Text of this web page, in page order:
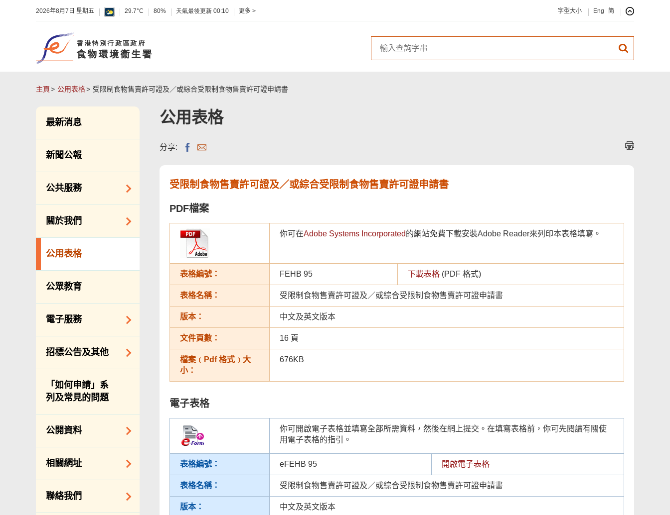
2026年8月7日 星期五 29.7°C 80% 天氣最後更新 00:10 更多 > 字型大小 Eng 简
主頁 公用表格 受限制食物售賣許可證及／或綜合受限制食物售賣許可證申請書
最新消息
新聞公報
公共服務
潔淨服務
公眾街市
墳場及火葬場
食物安全
私營骨灰龕
公共設施
關於我們
組織結構
服務承諾
公用表格
公眾教育
電子服務
網上付款
招標公告及其他
招標通告索引
主要採購服務預覽
申請納入食物環境
衞生署通知名單
的標準僱傭合約
「如何申請」系
列及常見的問題
公開資料
公開資料守則
備存紀錄一覽表
相關網址
相關政府機構
聯絡我們
公用表格
分享:
受限制食物售賣許可證及／或綜合受限制食物售賣許可證申請書
PDF檔案
你可在Adobe Systems Incorporated的網站免費下載安裝Adobe Reader來列印本表格填寫。
表格編號： FEHB 95 下載表格 (PDF 格式)
表格名稱： 受限制食物售賣許可證及／或綜合受限制食物售賣許可證申請書
版本： 中文及英文版本
文件頁數： 16 頁
檔案﹝Pdf 格式﹞大
小：
676KB
電子表格
你可開啟電子表格並填寫全部所需資料，然後在網上提交。在填寫表格前，你可先閱讀有關使
用電子表格的指引。
表格編號： eFEHB 95 開啟電子表格
表格名稱： 受限制食物售賣許可證及／或綜合受限制食物售賣許可證申請書
版本： 中文及英文版本